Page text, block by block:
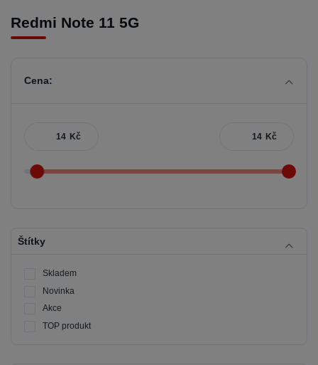
Redmi Note 11 5G
Cena:
Kč Kč
Štítky
Skladem
Novinka
Akce
TOP produkt